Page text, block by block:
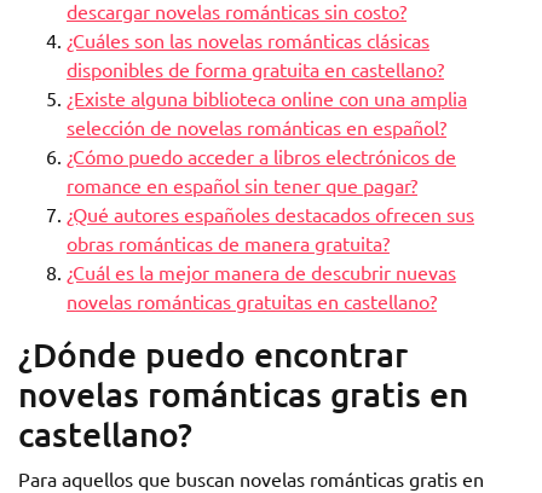
descargar novelas románticas sin costo?
¿Cuáles son las novelas románticas clásicas
disponibles de forma gratuita en castellano?
¿Existe alguna biblioteca online con una amplia
selección de novelas románticas en español?
¿Cómo puedo acceder a libros electrónicos de
romance en español sin tener que pagar?
¿Qué autores españoles destacados ofrecen sus
obras románticas de manera gratuita?
¿Cuál es la mejor manera de descubrir nuevas
novelas románticas gratuitas en castellano?
¿Dónde puedo encontrar
novelas románticas gratis en
castellano?
Para aquellos que buscan novelas románticas gratis en